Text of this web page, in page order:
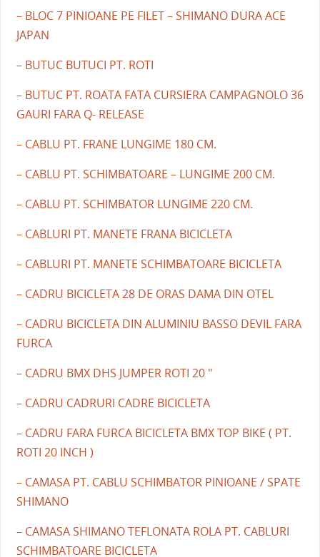
– BLOC 7 PINIOANE PE FILET – SHIMANO DURA ACE
JAPAN
– BUTUC BUTUCI PT. ROTI
– BUTUC PT. ROATA FATA CURSIERA CAMPAGNOLO 36
GAURI FARA Q- RELEASE
– CABLU PT. FRANE LUNGIME 180 CM.
– CABLU PT. SCHIMBATOARE – LUNGIME 200 CM.
– CABLU PT. SCHIMBATOR LUNGIME 220 CM.
– CABLURI PT. MANETE FRANA BICICLETA
– CABLURI PT. MANETE SCHIMBATOARE BICICLETA
– CADRU BICICLETA 28 DE ORAS DAMA DIN OTEL
– CADRU BICICLETA DIN ALUMINIU BASSO DEVIL FARA
FURCA
– CADRU BMX DHS JUMPER ROTI 20 "
– CADRU CADRURI CADRE BICICLETA
– CADRU FARA FURCA BICICLETA BMX TOP BIKE ( PT.
ROTI 20 INCH )
– CAMASA PT. CABLU SCHIMBATOR PINIOANE / SPATE
SHIMANO
– CAMASA SHIMANO TEFLONATA ROLA PT. CABLURI
SCHIMBATOARE BICICLETA